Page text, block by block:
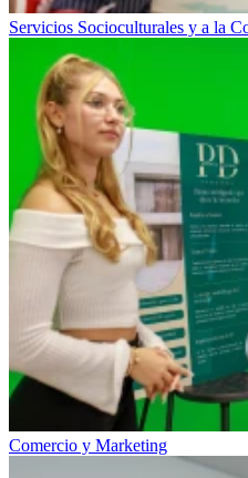
Servicios Socioculturales y a la
Comercio y Marketing